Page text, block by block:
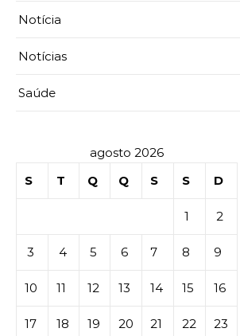
Notícia
Notícias
Saúde
agosto 2026
S
T Q Q S S D
1 2
3 4 5 6 7 8 9
10 11 12 13 14 15 16
17 18 19 20 21 22 23